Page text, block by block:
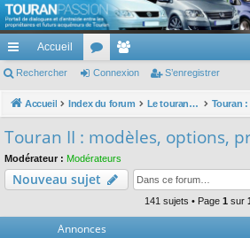
TouranPassion
Le forum des propriétaires ou futurs acquéreurs du
cc
ès
pi
de
Accueil
or
u
e
m
Rechercher Connexion S’enregistrer
Accueil Index du forum Le touran dans ses versions I (V1 V2 V3) et II ...
Touran II : modèles, options,
Modérateur : Modérateurs
Nouveau sujet
141 sujets • Page 1 sur
Annonces